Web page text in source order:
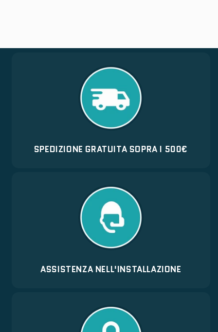
SPEDIZIONE GRATUITA SOPRA I 500€
ASSISTENZA NELL'INSTALLAZIONE